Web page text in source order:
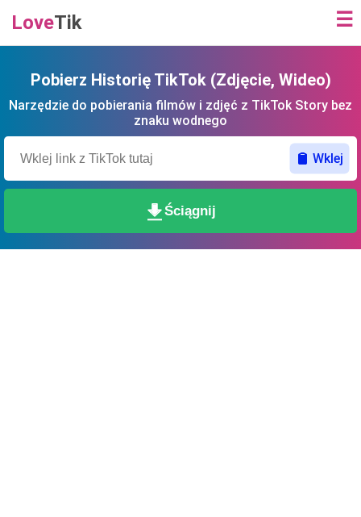
LoveTik ☰
Pobierz Historię TikTok (Zdjęcie, Wideo)
Narzędzie do pobierania filmów i zdjęć z TikTok Story bez
znaku wodnego
Wklej
Ściągnij